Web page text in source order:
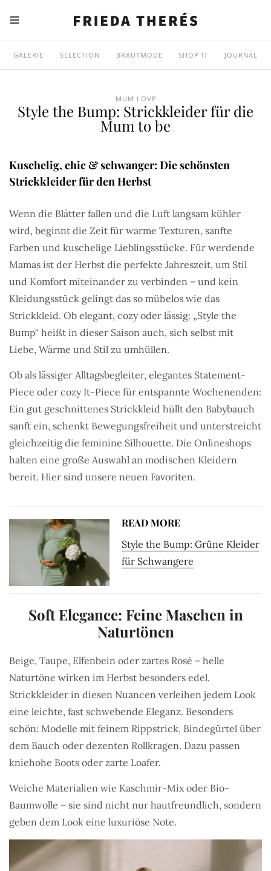
GALERIE SELECTION BRAUTMODE SHOP IT JOURNAL
MUM LOVE
Style the Bump: Strickkleider für die
Mum to be
Kuschelig, chic & schwanger: Die schönsten
Strickkleider für den Herbst
Wenn die Blätter fallen und die Luft langsam kühler
wird, beginnt die Zeit für warme Texturen, sanfte
Farben und kuschelige Lieblingsstücke. Für werdende
Mamas ist der Herbst die perfekte Jahreszeit, um Stil
und Komfort miteinander zu verbinden – und kein
Kleidungsstück gelingt das so mühelos wie das
Strickkleid. Ob elegant, cozy oder lässig: „Style the
Bump“ heißt in dieser Saison auch, sich selbst mit
Liebe, Wärme und Stil zu umhüllen.
Ob als lässiger Alltagsbegleiter, elegantes Statement-
Piece oder cozy It-Piece für entspannte Wochenenden:
Ein gut geschnittenes Strickkleid hüllt den Babybauch
sanft ein, schenkt Bewegungsfreiheit und unterstreicht
gleichzeitig die feminine Silhouette. Die Onlineshops
halten eine große Auswahl an modischen Kleidern
bereit. Hier sind unsere neuen Favoriten.
READ MORE
Style the Bump: Grüne Kleider
für Schwangere
Soft Elegance: Feine Maschen in
Naturtönen
Beige, Taupe, Elfenbein oder zartes Rosé – helle
Naturtöne wirken im Herbst besonders edel.
Strickkleider in diesen Nuancen verleihen jedem Look
eine leichte, fast schwebende Eleganz. Besonders
schön: Modelle mit feinem Rippstrick, Bindegürtel über
dem Bauch oder dezenten Rollkragen. Dazu passen
kniehohe Boots oder zarte Loafer.
Weiche Materialien wie Kaschmir-Mix oder Bio-
Baumwolle – sie sind nicht nur hautfreundlich, sondern
geben dem Look eine luxuriöse Note.